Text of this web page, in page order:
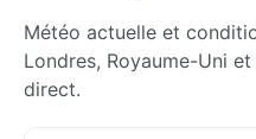
Météo actuelle et
Londres, Royaume-Uni
direct.